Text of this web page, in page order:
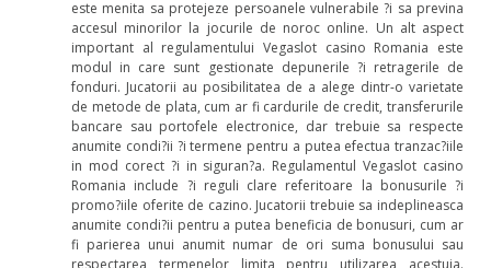
este menita sa protejeze persoanele vulnerabile ?i sa previna
accesul minorilor la jocurile de noroc online. Un alt aspect
important al regulamentului Vegaslot casino Romania este
modul in care sunt gestionate depunerile ?i retragerile de
fonduri. Jucatorii au posibilitatea de a alege dintr-o varietate
de metode de plata, cum ar fi cardurile de credit, transferurile
bancare sau portofele electronice, dar trebuie sa respecte
anumite condi?ii ?i termene pentru a putea efectua tranzac?iile
in mod corect ?i in siguran?a. Regulamentul Vegaslot casino
Romania include ?i reguli clare referitoare la bonusurile ?i
promo?iile oferite de cazino. Jucatorii trebuie sa indeplineasca
anumite condi?ii pentru a putea beneficia de bonusuri, cum ar
fi parierea unui anumit numar de ori suma bonusului sau
respectarea termenelor limita pentru utilizarea acestuia.